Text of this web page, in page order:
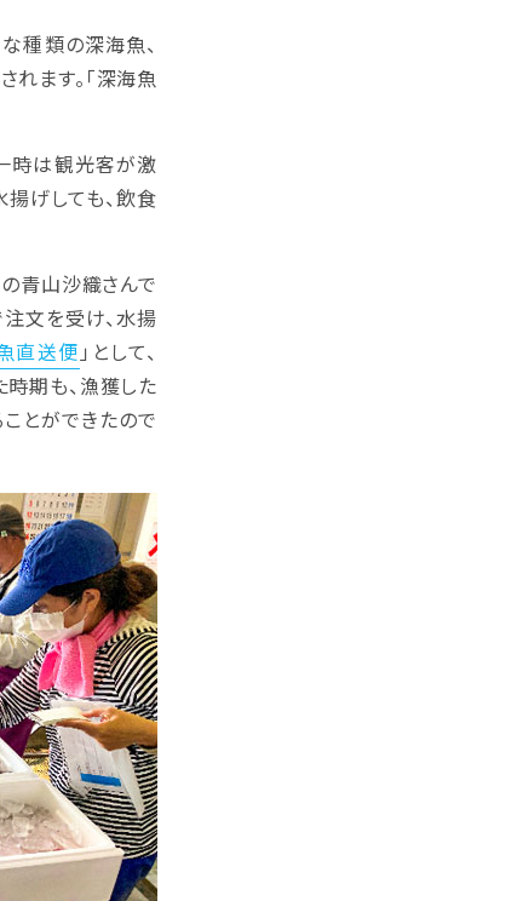
種類の深海魚、
れます。「深海魚
時は観光客が激
げしても、飲食
青山沙織さんで
文を受け、水揚
直送便 」として、
期も、漁獲した
とができたので